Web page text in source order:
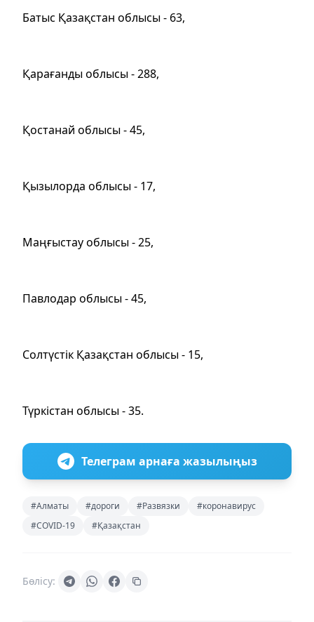
Батыс Қазақстан облысы - 63,
Қарағанды облысы - 288,
Қостанай облысы - 45,
Қызылорда облысы - 17,
Маңғыстау облысы - 25,
Павлодар облысы - 45,
Солтүстік Қазақстан облысы - 15,
Түркістан облысы - 35.
Телеграм арнаға жазылыңыз
#Алматы #дороги #Развязки
#коронавирус
#COVID-19
#Қазақстан
Бөлісу: